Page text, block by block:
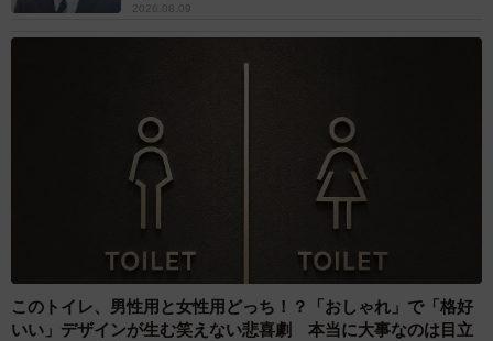
2026.08.09
このトイレ、男性用と女性用どっち！？「おしゃれ」で「格好
いい」デザインが生む笑えない悲喜劇 本当に大事なのは目立